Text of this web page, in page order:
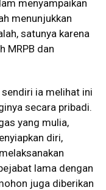
menyampaikan
menunjukkan
satunya karena
MRPB dan
ia melihat ini
secara pribadi.
yang mulia,
diri,
lama dengan
juga diberikan